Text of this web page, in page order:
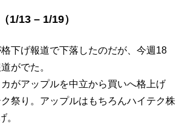
13 – 1/19）
下げ報道で下落したのだが、今週18
がでた。
がアップルを中立から買いへ格上げ
祭り。アップルはもちろんハイテク株
。